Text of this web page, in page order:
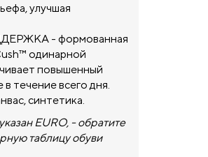
улучшая
- формованная
одинарной
повышенный
течение всего дня.
синтетика.
EURO, - обратите
таблицу обуви